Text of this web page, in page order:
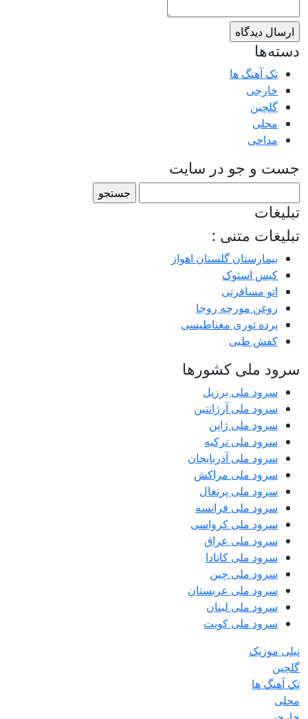
دسته‌ها
تک آهنگ ها
خارجی
گلچین
محلی
مداحی
جست و جو در سایت
برای:
تبلیغات
تبلیغات متنی :
بیمارستان گلستان اهواز
کیس استوک
اتو مسافرتی
روغن مورچه روجا
پرده توری مغناطیسی
کفش طبی
سرود ملی کشورها
سرود ملی برزیل
سرود ملی آرژانتین
سرود ملی ژاپن
سرود ملی ترکیه
سرود ملی آذربایجان
سرود ملی مراکش
سرود ملی پرتغال
سرود ملی فرانسه
سرود ملی کرواسی
سرود ملی عراق
سرود ملی کانادا
سرود ملی چین
سرود ملی عربستان
سرود ملی لبنان
سرود ملی کویت
نیلی موزیک
گلچین
تک آهنگ ها
محلی